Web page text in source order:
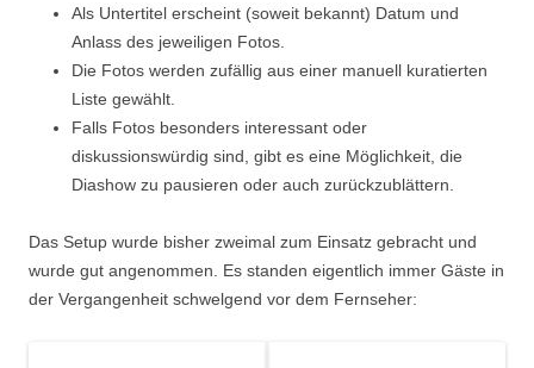
Als Untertitel erscheint (soweit bekannt) Datum und
Anlass des jeweiligen Fotos.
Die Fotos werden zufällig aus einer manuell kuratierten
Liste gewählt.
Falls Fotos besonders interessant oder
diskussionswürdig sind, gibt es eine Möglichkeit, die
Diashow zu pausieren oder auch zurückzublättern.
Das Setup wurde bisher zweimal zum Einsatz gebracht und
wurde gut angenommen. Es standen eigentlich immer Gäste in
der Vergangenheit schwelgend vor dem Fernseher: